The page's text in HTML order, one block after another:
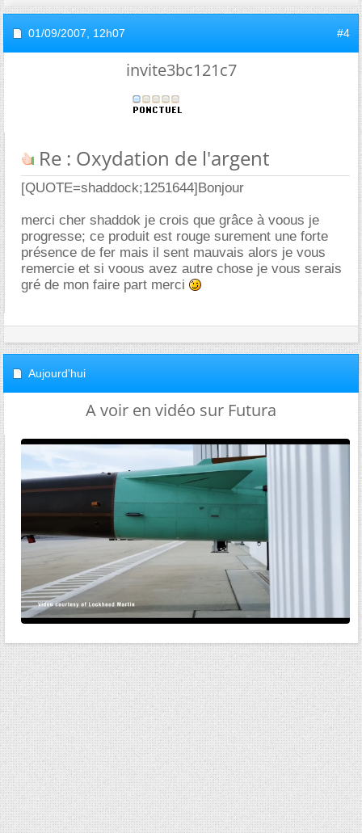
01/09/2007, 12h07 #4
invite3bc121c7
Re : Oxydation de l'argent
[QUOTE=shaddock;1251644]Bonjour
merci cher shaddok je crois que grâce à voous je
progresse; ce produit est rouge surement une forte
présence de fer mais il sent mauvais alors je vous
remercie et si voous avez autre chose je vous serais
gré de mon faire part merci
Aujourd'hui
A voir en vidéo sur Futura